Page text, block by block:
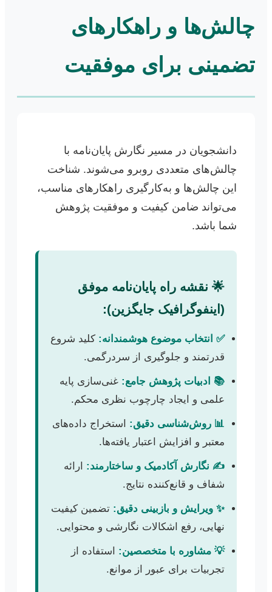
چالش‌ها و راهکارهای
تضمینی برای موفقیت
دانشجویان در مسیر نگارش پایان‌نامه با
چالش‌های متعددی روبرو می‌شوند. شناخت
این چالش‌ها و به‌کارگیری راهکارهای مناسب،
می‌تواند ضامن کیفیت و موفقیت پژوهش
شما باشد.
🌟 نقشه راه پایان‌نامه موفق
(اینفوگرافیک جایگزین):
✅ انتخاب موضوع هوشمندانه: کلید شروع
قدرتمند و جلوگیری از سردرگمی.
📚 ادبیات پژوهش جامع: غنی‌سازی پایه
علمی و ایجاد چارچوب نظری محکم.
📊 روش‌شناسی دقیق: استخراج داده‌های
معتبر و افزایش اعتبار یافته‌ها.
✍️ نگارش آکادمیک و ساختارمند: ارائه
شفاف و قانع‌کننده نتایج.
✨ ویرایش و بازبینی دقیق: تضمین کیفیت
نهایی، رفع اشکالات نگارشی و محتوایی.
💡 مشاوره با متخصصین: استفاده از
تجربیات برای عبور از موانع.